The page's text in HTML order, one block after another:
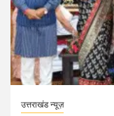
उत्तराखंड न्यूज़